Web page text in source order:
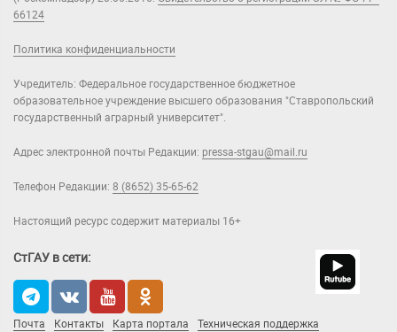
66124
Политика конфиденциальности
Учредитель: Федеральное государственное бюджетное
образовательное учреждение высшего образования "Ставропольский
государственный аграрный университет".
Адрес электронной почты Редакции: pressa-stgau@mail.ru
Телефон Редакции: 8 (8652) 35-65-62
Настоящий ресурс содержит материалы 16+
СтГАУ в сети:
Почта Контакты Карта портала Техническая поддержка